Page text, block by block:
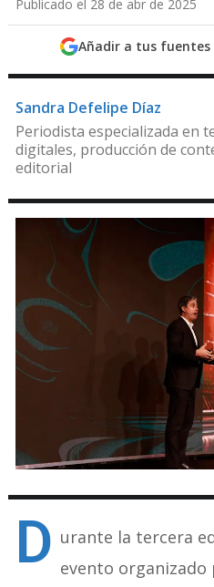
Publicado el 28 de abr de 2025
Añadir a tus fuentes
Sandra Defelipe Díaz
Periodista especializada en
digitales, producción de
editorial
D urante la tercera
evento